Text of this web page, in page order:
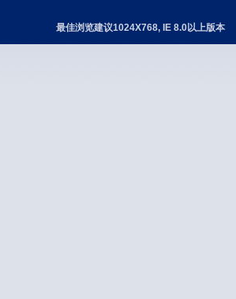
最佳浏览建议1024X768, IE 8.0以上版